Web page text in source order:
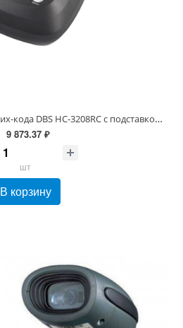
Беспроводной сканер штрих-кода DBS HC-3208RC с подставкой (кредлом) 1-2D для Честный знак, ЕГАИС, МОТП
9 873.37 ₽
шт
В корзину